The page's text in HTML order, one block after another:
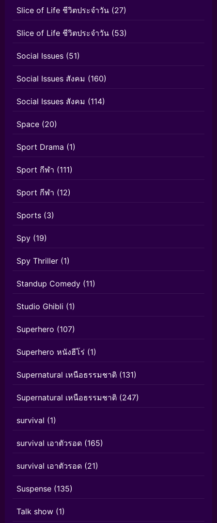
Slice of Life ชีวิตประจำวัน (27)
Slice of Life ชีวิตประจำวัน (53)
Social Issues (51)
Social Issues สังคม (160)
Social Issues สังคม (114)
Space (20)
Sport Drama (1)
Sport กีฬา (111)
Sport กีฬา (12)
Sports (3)
Spy (19)
Spy Thriller (1)
Standup Comedy (11)
Studio Ghibli (1)
Superhero (107)
Superhero หนังฮีโร่ (1)
Supernatural เหนือธรรมชาติ (131)
Supernatural เหนือธรรมชาติ (247)
survival (1)
survival เอาตัวรอด (165)
survival เอาตัวรอด (21)
Suspense (135)
Talk show (1)